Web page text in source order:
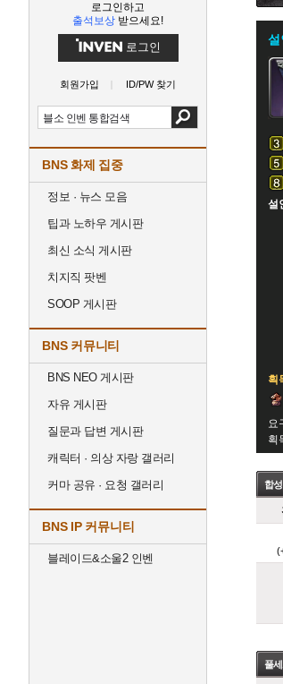
로그인하고
출석보상 받으세요!
로그인
회원가입 ID/PW 찾기
BNS 화제 집중
정보 · 뉴스 모음
팁과 노하우 게시판
최신 소식 게시판
치지직 팟벤
SOOP 게시판
BNS 커뮤니티
BNS NEO 게시판
자유 게시판
질문과 답변 게시판
캐릭터 · 의상 자랑 갤러리
커마 공유 · 요청 갤러리
BNS IP 커뮤니티
블레이드&소울2 인벤
설
설
획
요
획
합
풀